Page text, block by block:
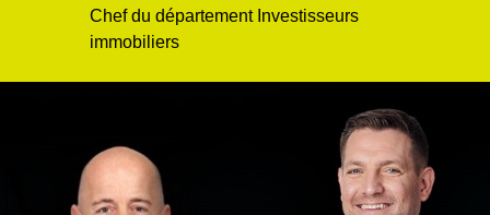
Chef du département Investisseurs
immobiliers